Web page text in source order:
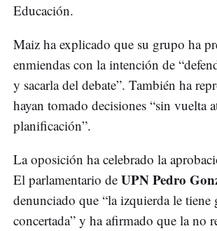
Educación.
Maiz ha explicado que su grupo ha
enmiendas con la intención de
y sacarla del debate”. También ha
hayan tomado decisiones “sin vuelta
planificación”.
La oposición ha celebrado la
El parlamentario de UPN Pedro
denunciado que “la izquierda le tiene
concertada” y ha afirmado que la no